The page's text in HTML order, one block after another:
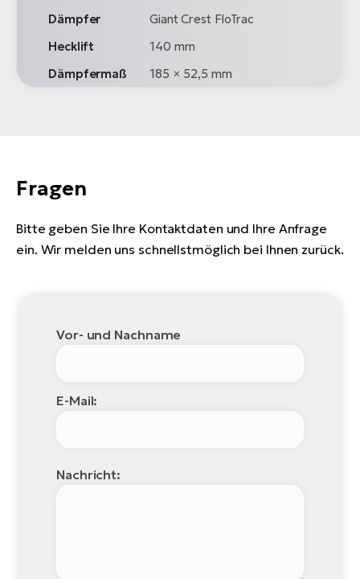
Dämpfer
Giant Crest FloTrac
Hecklift
140 mm
Dämpfermaß
185 × 52,5 mm
Fragen
Bitte geben Sie Ihre Kontaktdaten und Ihre Anfrage
ein. Wir melden uns schnellstmöglich bei Ihnen zurück.
Vor- und Nachname
E-Mail:
Nachricht: